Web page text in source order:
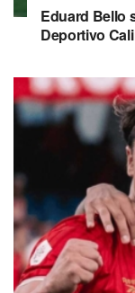
Eduard Bello
Deportivo